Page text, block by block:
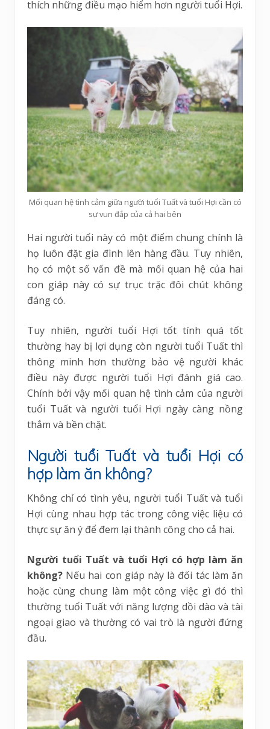
thích những điều mạo hiểm hơn người tuổi Hợi.
Mối quan hệ tình cảm giữa người tuổi Tuất và tuổi Hợi cần có
sự vun đắp của cả hai bên
Hai người tuổi này có một điểm chung chính là
họ luôn đặt gia đình lên hàng đầu. Tuy nhiên,
họ có một số vấn đề mà mối quan hệ của hai
con giáp này có sự trục trặc đôi chút không
đáng có.
Tuy nhiên, người tuổi Hợi tốt tính quá tốt
thường hay bị lợi dụng còn người tuổi Tuất thì
thông minh hơn thường bảo vệ người khác
điều này được người tuổi Hợi đánh giá cao.
Chính bởi vậy mối quan hệ tình cảm của người
tuổi Tuất và người tuổi Hợi ngày càng nồng
thắm và bền chặt.
Người tuổi Tuất và tuổi Hợi có
hợp làm ăn không?
Không chỉ có tình yêu, người tuổi Tuất và tuổi
Hợi cùng nhau hợp tác trong công việc liệu có
thực sự ăn ý để đem lại thành công cho cả hai.
Người tuổi Tuất và tuổi Hợi có hợp làm ăn
không? Nếu hai con giáp này là đối tác làm ăn
hoặc cùng chung làm một công việc gì đó thì
thường tuổi Tuất với năng lượng dồi dào và tài
ngoại giao và thường có vai trò là người đứng
đầu.